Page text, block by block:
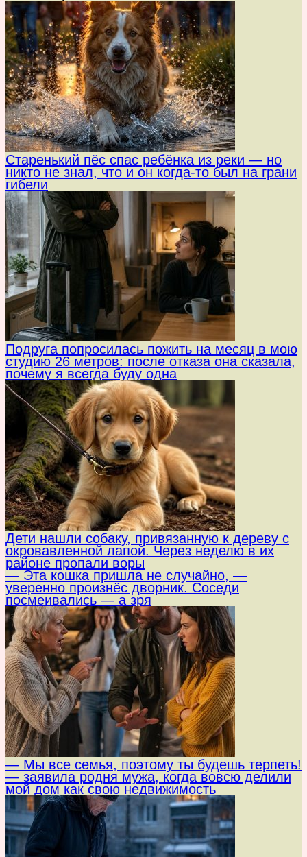
Старенький пёс спас ребёнка из реки — но
никто не знал, что и он когда-то был на грани
гибели
Подруга попросилась пожить на месяц в мою
студию 26 метров: после отказа она сказала,
почему я всегда буду одна
Дети нашли собаку, привязанную к дереву с
окровавленной лапой. Через неделю в их
районе пропали воры
— Эта кошка пришла не случайно, —
уверенно произнёс дворник. Соседи
посмеивались — а зря
— Мы все семья, поэтому ты будешь терпеть!
— заявила родня мужа, когда вовсю делили
мой дом как свою недвижимость